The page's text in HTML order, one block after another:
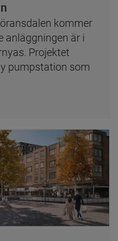
kommer
anläggningen är i
Projektet
pumpstation som